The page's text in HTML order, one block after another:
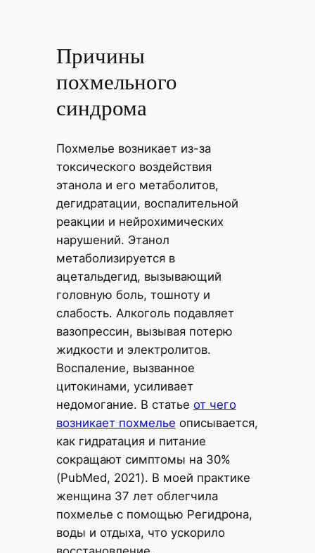
Причины
похмельного
синдрома
Похмелье возникает из-за
токсического воздействия
этанола и его метаболитов,
дегидратации, воспалительной
реакции и нейрохимических
нарушений. Этанол
метаболизируется в
ацетальдегид, вызывающий
головную боль, тошноту и
слабость. Алкоголь подавляет
вазопрессин, вызывая потерю
жидкости и электролитов.
Воспаление, вызванное
цитокинами, усиливает
недомогание. В статье от чего
возникает похмелье описывается,
как гидратация и питание
сокращают симптомы на 30%
(PubMed, 2021). В моей практике
женщина 37 лет облегчила
похмелье с помощью Регидрона,
воды и отдыха, что ускорило